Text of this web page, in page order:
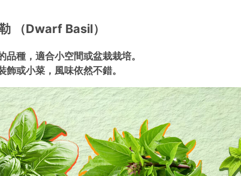
（Dwarf Basil）
品種，適合小空間或盆栽栽培。
飾或小菜，風味依然不錯。